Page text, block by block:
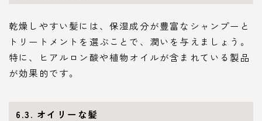
乾燥しやすい髪には、保湿成分が豊富なシャンプーと
トリートメントを選ぶことで、潤いを与えましょう。
特に、ヒアルロン酸や植物オイルが含まれている製品
が効果的です。
6.3. オイリーな髪